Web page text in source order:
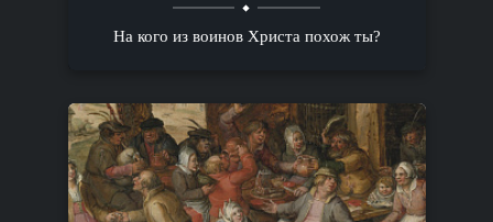
На кого из воинов Христа похож ты?